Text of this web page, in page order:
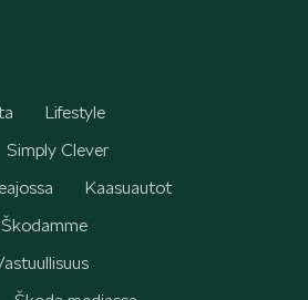
& YHTEISTYÖ
Lifestyle
Simply Clever
Kaasuautot